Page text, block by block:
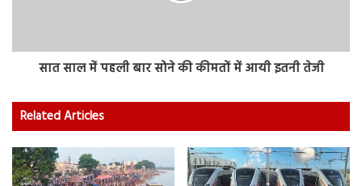
सात साल में पहली बार सोने की कीमतों में आयी इतनी तेजी
Related Articles